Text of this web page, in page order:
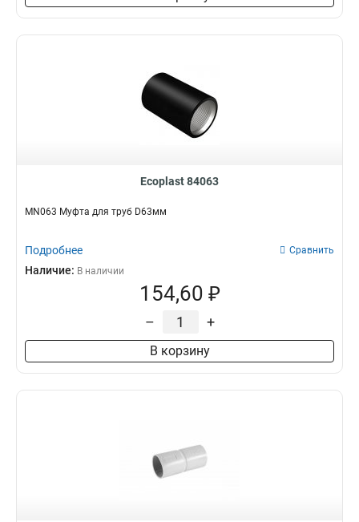
Ecoplast 84063
MN063 Муфта для труб D63мм
Подробнее Сравнить
Наличие: В наличии
154,60 ₽
– +
В корзину